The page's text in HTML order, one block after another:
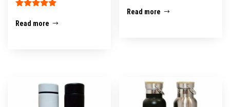
5.00
Read more
Read more